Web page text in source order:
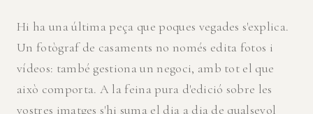
Hi ha una última peça que poques vegades s'explica.
Un fotògraf de casaments no només edita fotos i
vídeos: també gestiona un negoci, amb tot el que
això comporta. A la feina pura d'edició sobre les
vostres imatges s'hi suma el dia a dia de qualsevol